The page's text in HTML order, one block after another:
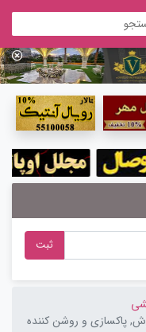
ثبت
پاکسازی و روشن کننده